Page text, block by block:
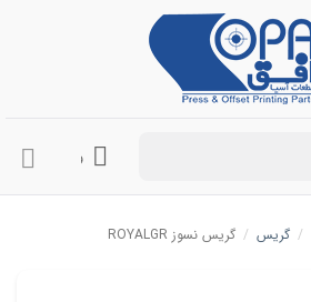
ورود به
/ گریس / گریس نسوز ROYALGR